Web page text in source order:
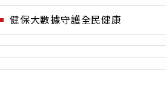
健保大數據守護全民健康